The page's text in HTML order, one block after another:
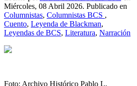
Miércoles, 08 Abril 2026. Publicado en
Columnistas, Columnistas BCS ,
Cuento, Leyenda de Blackman,
Leyendas de BCS, Literatura, Narración
Foto: Archivo Histórico Pablo L.